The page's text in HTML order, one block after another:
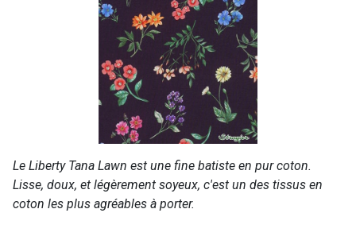
Le Liberty Tana Lawn est une fine batiste en pur coton.
Lisse, doux, et légèrement soyeux, c'est un des tissus en
coton les plus agréables à porter.